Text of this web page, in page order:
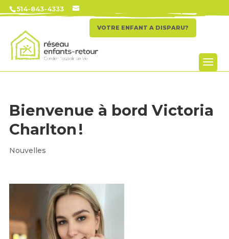
514-843-4333
VOTRE ENFANT A DISPARU?
Bienvenue à bord Victoria
Charlton !
Nouvelles